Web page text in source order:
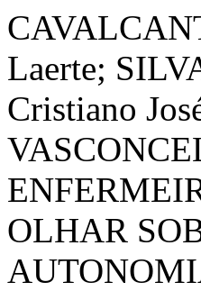
Laerte;
Cristiano
OLHAR